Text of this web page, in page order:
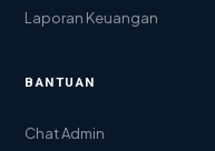
Laporan Keuangan
BANTUAN
Chat Admin